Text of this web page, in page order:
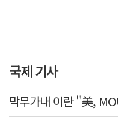
국제 기사